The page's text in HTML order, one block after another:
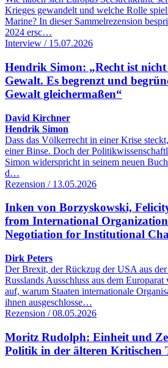
Krieges gewandelt und welche Rolle
Marine? In dieser Sammelrezension
2024 ersc…
Interview / 15.07.2026
Hendrik Simon: „Recht ist nicht
Gewalt. Es begrenzt und
Gewalt gleichermaßen“
David Kirchner
Hendrik Simon
Dass das Völkerrecht in einer Krise
einer Binse. Doch der
Simon widerspricht in seinem neuen
d…
Rezension / 13.05.2026
Inken von Borzyskowski,
from International
Negotiation for Institutional
Dirk Peters
Der Brexit, der Rückzug der USA aus
Russlands Ausschluss aus dem
auf, warum Staaten internationale
ihnen ausgeschlosse…
Rezension / 08.05.2026
Moritz Rudolph: Einheit und
Politik in der älteren Kritischen